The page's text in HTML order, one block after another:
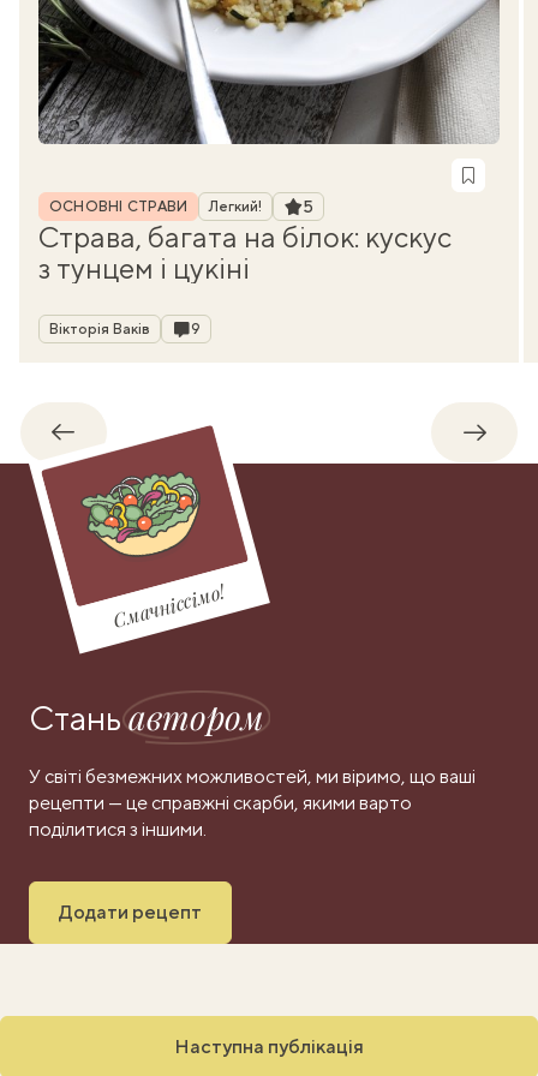
Рубрика
ОСНОВНІ СТРАВИ Легкий! Рейтинг
5
Страва, багата на білок: кускус
з тунцем і цукіні
Автор
Вікторія Ваків Коментарі
9
Назад
Смачніссімо!
Станьавтором
У світі безмежних можливостей, ми віримо, що ваші
рецепти — це справжні скарби, якими варто
поділитися з іншими.
Додати рецепт
Наступна публікація